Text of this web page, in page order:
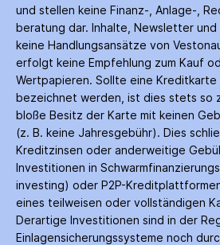
und stellen keine Finanz-, Anlage-,
beratung dar. Inhalte, Newsletter
keine Handlungs­ansätze von
erfolgt keine Empfehlung zum Kauf
Wertpapieren. Sollte eine Kreditkarte
bezeichnet werden, ist dies stets so
bloße Besitz der Karte mit keinen
(z. B. keine Jahres­gebühr). Dies
Kredit­zinsen oder anderweitige
Investitionen in
investing) oder P2P-
eines teilweisen oder vollständigen
Derartige Investitionen sind in der
Einlagen­sicherungs­systeme noch